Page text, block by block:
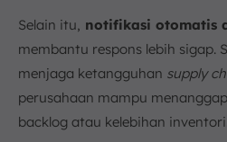
Selain itu, notifikasi otomatis
membantu respons lebih sigap.
menjaga ketangguhan supply
perusahaan mampu
backlog atau kelebihan inventori.